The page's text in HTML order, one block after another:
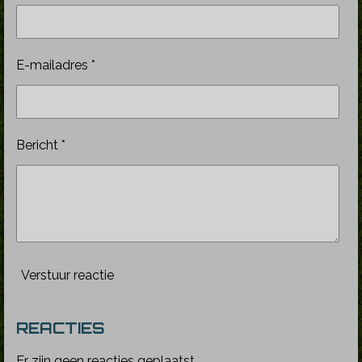
E-mailadres *
Bericht *
Verstuur reactie
REACTIES